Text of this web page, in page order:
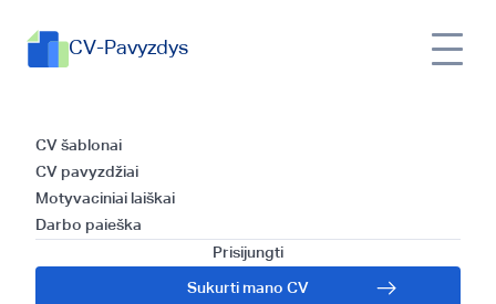
CV-Pavyzdys
CV šablonai
CV pavyzdžiai
Motyvaciniai laiškai
Darbo paieška
Prisijungti
Sukurti mano CV
Riga